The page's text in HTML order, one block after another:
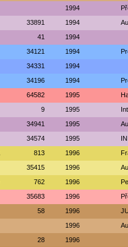
1994
33891 1994
41 1994
34121 1994
34331 1994
34196 1994
64582 1995
9 1995
34941 1995
34574 1995
813 1996
35415 1996
762 1996
35683 1996
58 1996
1996
28 1996